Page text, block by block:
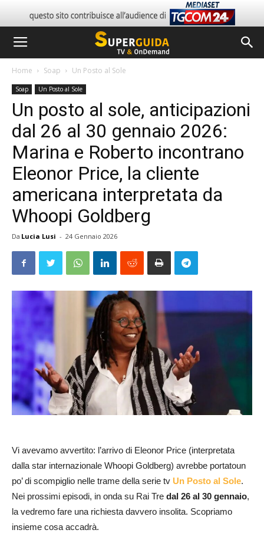
Home Soap Un Posto al Sole
Soap Un Posto al Sole
Un posto al sole, anticipazioni
dal 26 al 30 gennaio 2026:
Marina e Roberto incontrano
Eleonor Price, la cliente
americana interpretata da
Whoopi Goldberg
Da Lucia Lusi - 24 Gennaio 2026
Vi avevamo avvertito: l’arrivo di Eleonor Price (interpretata
dalla star internazionale Whoopi Goldberg) avrebbe portatoun
po’ di scompiglio nelle trame della serie tv Un Posto al Sole.
Nei prossimi episodi, in onda su Rai Tre dal 26 al 30 gennaio,
la vedremo fare una richiesta davvero insolita. Scopriamo
insieme cosa accadrà.